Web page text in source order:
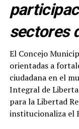
sectores
El Concejo
orientadas a
ciudadana en el
Integral de
para la Libertad
institucionaliza el